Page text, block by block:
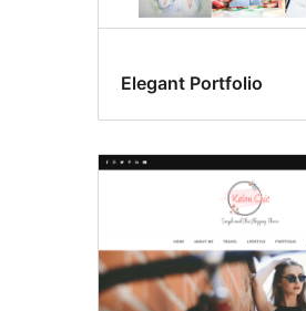
Elegant Portfolio